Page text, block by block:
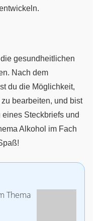
gesundheitlichen
Nach dem
du die Möglichkeit,
bearbeiten, und bist
Steckbriefs und
Alkohol im Fach
Thema